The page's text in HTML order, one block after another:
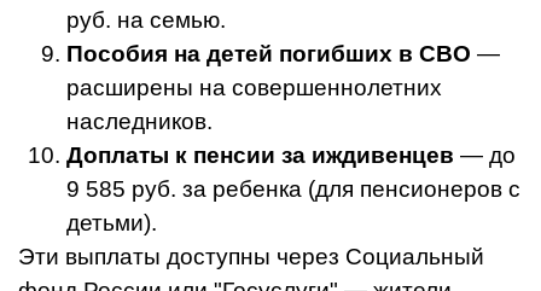
руб. на семью.
Пособия на детей погибших в СВО —
расширены на совершеннолетних
наследников.
Доплаты к пенсии за иждивенцев — до
9 585 руб. за ребенка (для пенсионеров с
детьми).
Эти выплаты доступны через Социальный